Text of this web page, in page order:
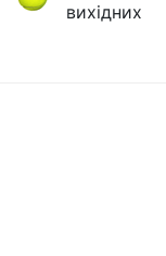
вихідних